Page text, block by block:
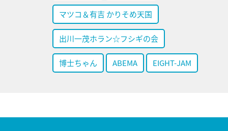
マツコ＆有吉 かりそめ天国
出川一茂ホラン☆フシギの会
博士ちゃん ABEMA EIGHT-JAM